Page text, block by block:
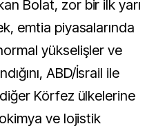
Bolat, zor bir ilk yarı
emtia piyasalarında
yükselişler ve
ABD/İsrail ile
Körfez ülkelerine
ve lojistik